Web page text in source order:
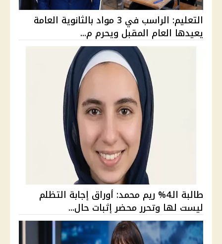
التعليم: الراسب في 3 مواد بالثانوية العامة
يعيدها العام المقبل ويحرم م...
طالبة الـ4% ريم محمد: أوراق إجابة التظلم
ليست لها وتحرر محضر إثبات حال...